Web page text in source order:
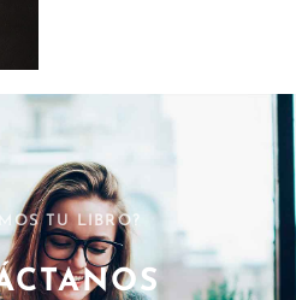
TU LIBRO?